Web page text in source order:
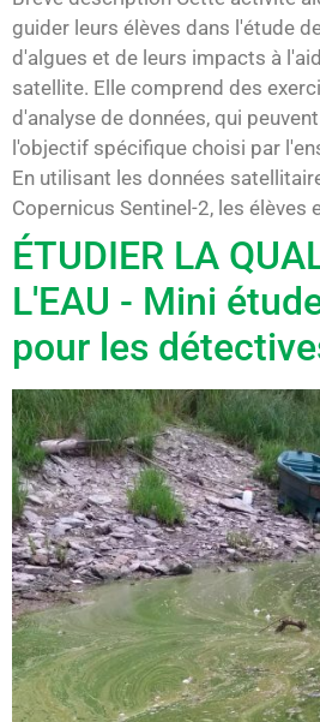
guider leurs élèves dans l'étude
d'algues et de leurs impacts à
satellite. Elle comprend des
d'analyse de données, qui
l'objectif spécifique choisi par
En utilisant les données
Copernicus Sentinel-2, les élèves
ÉTUDIER LA
L'EAU - Mini
pour les